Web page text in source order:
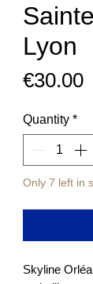
Lyon
€30.00
Quantity *
Only 7 left in
Skyline